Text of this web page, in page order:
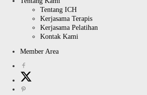
Tentang ICH
Kerjasama Terapis
Kerjasama Pelatihan
Kontak Kami
Member Area